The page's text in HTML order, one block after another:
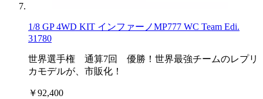
1/8 GP 4WD KIT インファーノMP777 WC Team Edi.
31780
世界選手権 通算7回 優勝！世界最強チームのレプリ
カモデルが、市販化！
￥92,400